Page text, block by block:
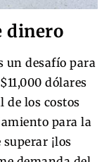
dinero
un desafío para
dólares
de los costos
para la
¡los